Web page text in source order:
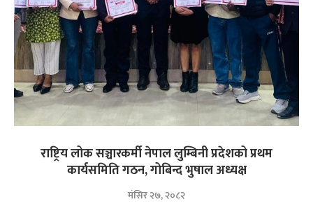
राष्ट्रिय लोक सञ्चारकर्मी नेपाल लुम्बिनी प्रदेशको प्रथम
कार्यसमिति गठन, गोबिन्द भुषाल अध्यक्ष
मंसिर २७, २०८२